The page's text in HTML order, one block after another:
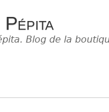
Blog de la